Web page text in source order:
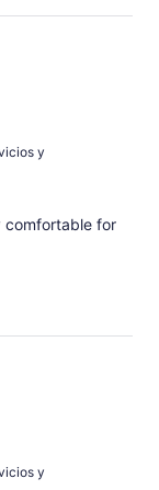
y
comfortable for
y